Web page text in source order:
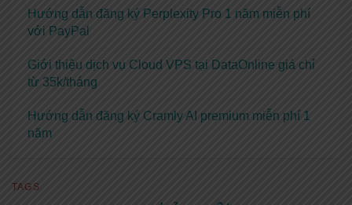
Hướng dẫn đăng ký Perplexity Pro 1 năm miễn phí
với PayPal
Giới thiệu dịch vụ Cloud VPS tại DataOnline giá chỉ
từ 35k/tháng
Hướng dẫn đăng ký Cramly AI premium miễn phí 1
năm
TAGS